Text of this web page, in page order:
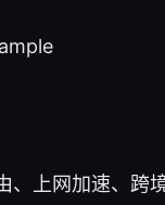
、上网加速、跨